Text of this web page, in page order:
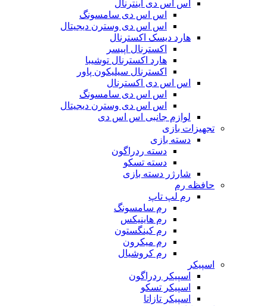
اس اس دی اینترنال
اس اس دی سامسونگ
اس اس دی وسترن دیجیتال
هارد دیسک اکسترنال
اکسترنال اپیسر
هارد اکسترنال توشیبا
اکسترنال سیلیکون پاور
اس اس دی اکسترنال
اس اس دی سامسونگ
اس اس دی وسترن دیجیتال
لوازم جانبی اس اس دی
تجهیزات بازی
دسته بازی
دسته ردراگون
دسته تسکو
شارژر دسته بازی
حافظه رم
رم لپ تاپ
رم سامسونگ
رم هاینیکس
رم کینگستون
رم میکرون
رم کروشیال
اسپیکر
اسپیکر ردراگون
اسپیکر تسکو
اسپیکر تازاتا